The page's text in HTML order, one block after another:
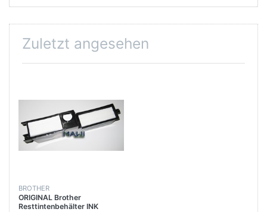
Zuletzt angesehen
BROTHER
ORIGINAL Brother
Resttintenbehälter INK